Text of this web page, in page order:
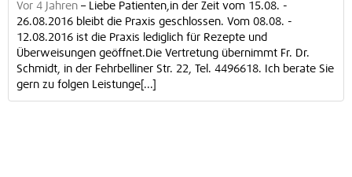
Vor 4 Jahren – Liebe Patienten,in der Zeit vom 15.08. -
26.08.2016 bleibt die Praxis geschlossen. Vom 08.08. -
12.08.2016 ist die Praxis lediglich für Rezepte und
Überweisungen geöffnet.Die Vertretung übernimmt Fr. Dr.
Schmidt, in der Fehrbelliner Str. 22, Tel. 4496618. Ich berate Sie
gern zu folgen Leistunge[...]